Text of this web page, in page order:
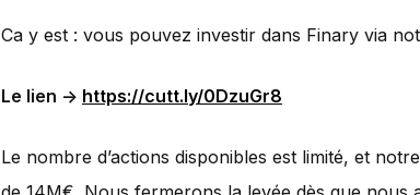
Ca y est : vous pouvez investir dans Finary via
Le lien -> https://cutt.ly/0DzuGr8
Le nombre d’actions disponibles est limité, et